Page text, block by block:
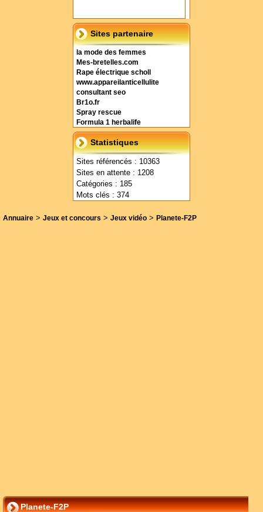
Sites partenaire
la mode des femmes
Mes-bretelles.com
Rape électrique scholl
www.appareilanticellulite
consultant seo
Br1o.fr
Spray rescue
Formula 1 herbalife
Statistiques
Sites référencés : 10363
Sites en attente : 1208
Catégories : 185
Mots clés : 374
Annuaire > Jeux et concours > Jeux vidéo > Planete-F2P
Planete-F2P